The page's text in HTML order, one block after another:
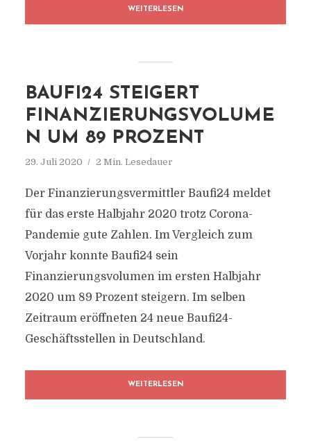
WEITERLESEN
BAUFI24 STEIGERT
FINANZIERUNGSVOLUME
N UM 89 PROZENT
29. Juli 2020 2 Min. Lesedauer
Der Finanzierungsvermittler Baufi24 meldet
für das erste Halbjahr 2020 trotz Corona-
Pandemie gute Zahlen. Im Vergleich zum
Vorjahr konnte Baufi24 sein
Finanzierungsvolumen im ersten Halbjahr
2020 um 89 Prozent steigern. Im selben
Zeitraum eröffneten 24 neue Baufi24-
Geschäftsstellen in Deutschland.
WEITERLESEN